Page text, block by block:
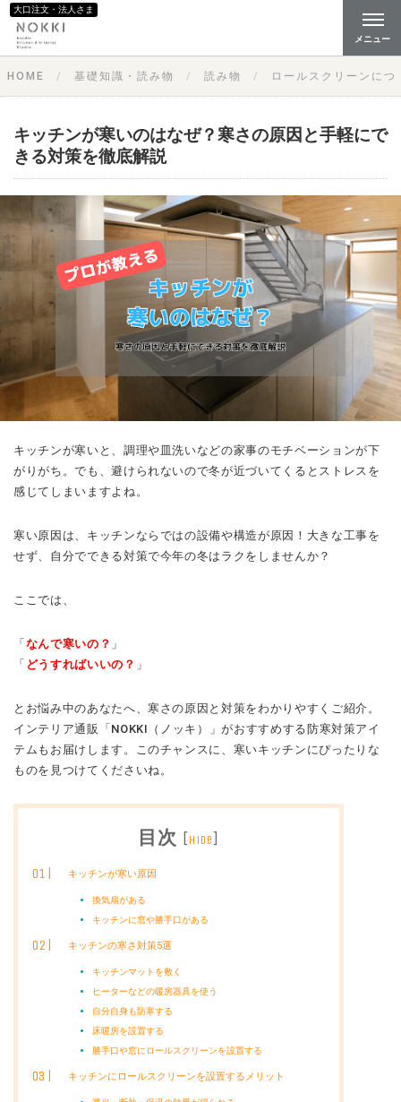
大口注文・法人さま
メニュー
HOME 基礎知識・読み物 読み物 ロールスクリーンにつ
キッチンが寒いのはなぜ？寒さの原因と手軽にで
きる対策を徹底解説
キッチンが寒いと、調理や皿洗いなどの家事のモチベーションが下
がりがち。でも、避けられないので冬が近づいてくるとストレスを
感じてしまいますよね。
寒い原因は、キッチンならではの設備や構造が原因！大きな工事を
せず、自分でできる対策で今年の冬はラクをしませんか？
ここでは、
「 なんで寒いの？ 」
「 どうすればいいの？ 」
とお悩み中のあなたへ、寒さの原因と対策をわかりやすくご紹介。
インテリア通販「NOKKI（ノッキ）」がおすすめする防寒対策アイ
テムもお届けします。このチャンスに、寒いキッチンにぴったりな
ものを見つけてくださいね。
目次 [hide]
キッチンが寒い原因
換気扇がある
キッチンに窓や勝手口がある
キッチンの寒さ対策5選
キッチンマットを敷く
ヒーターなどの暖房器具を使う
自分自身も防寒する
床暖房を設置する
勝手口や窓にロールスクリーンを設置する
キッチンにロールスクリーンを設置するメリット